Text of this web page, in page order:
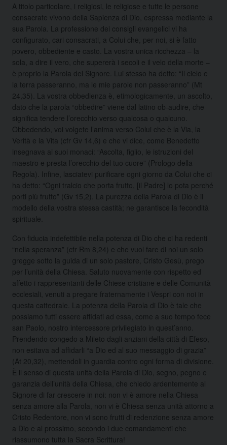
A titolo particolare, i religiosi, le religiose e tutte le persone
consacrate vivono della Sapienza di Dio, espressa mediante la
sua Parola. La professione dei consigli evangelici vi ha
configurato, cari consacrati, a Colui che, per noi, si è fatto
povero, obbediente e casto. La vostra unica ricchezza – la
sola, a dire il vero, che supererà i secoli e il velo della morte –
è proprio la Parola del Signore. Lui stesso ha detto: “Il cielo e
la terra passeranno, ma le mie parole non passeranno” (Mt
24,35). La vostra obbedienza è, etimologicamente, un ascolto,
dato che la parola “obbedire” viene dal latino ob-audire, che
significa tendere l’orecchio verso qualcosa o qualcuno.
Obbedendo, voi volgete l’anima verso Colui che è la Via, la
Verità e la Vita (cfr Gv 14,6) e che vi dice, come Benedetto
insegnava ai suoi monaci: “Ascolta, figlio, le istruzioni del
maestro e presta l’orecchio del tuo cuore” (Prologo della
Regola). Infine, lasciatevi purificare ogni giorno da Colui che ci
ha detto: “Ogni tralcio che porta frutto, [il Padre] lo pota perché
porti più frutto” (Gv 15,2). La purezza della Parola di Dio è il
modello della vostra stessa castità; ne garantisce la fecondità
spirituale.
Con fiducia indefettibile nella potenza di Dio che ci ha redenti
“nella speranza” (cfr Rm 8,24) e che vuol fare di noi un solo
gregge sotto la guida di un solo pastore, Cristo Gesù, prego
per l’unità della Chiesa. Saluto nuovamente con rispetto ed
affetto i rappresentanti delle Chiese cristiane e delle Comunità
ecclesiali, venuti a pregare fraternamente i Vespri con noi in
questa cattedrale. La potenza della Parola di Dio è tale che
possiamo tutti essere affidati ad essa, come a suo tempo fece
san Paolo, nostro intercessore privilegiato in quest’anno.
Prendendo congedo a Mileto dagli anziani della città di Efeso,
non esitava ad affidarli “a Dio ed al suo messaggio di grazia”
(At 20,32), mettendoli in guardia contro ogni forma di divisione.
È il senso di questa unità della Parola di Dio, segno, pegno e
garanzia dell’unità della Chiesa, che chiedo ardentemente al
Signore di far crescere in noi: non vi è amore nella Chiesa
senza amore alla Parola, non vi è Chiesa senza unità attorno a
Cristo Redentore, non vi sono frutti di redenzione senza amore
a Dio e al prossimo, secondo i due comandamenti che
riassumono tutta la Sacra Scrittura!